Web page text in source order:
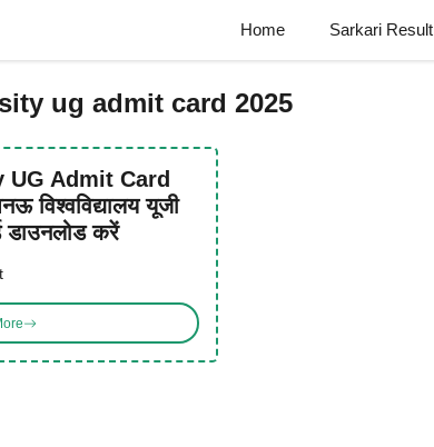
Home Sarkari Result
ug admit card 2025
Admit Card
यूजी
डाउनलोड करें